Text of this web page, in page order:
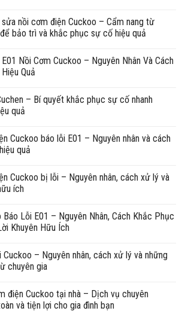
sửa nồi cơm điện Cuckoo – Cẩm nang từ
bảo trì và khắc phục sự cố hiệu quả
Nồi Cơm Cuckoo – Nguyên Nhân Và Cách
Quả
– Bí quyết khắc phục sự cố nhanh
quả
Cuckoo báo lỗi E01 – Nguyên nhân và cách
quả
Cuckoo bị lỗi – Nguyên nhân, cách xử lý và
ích
Báo Lỗi E01 – Nguyên Nhân, Cách Khắc Phục
Khuyên Hữu Ích
Cuckoo – Nguyên nhân, cách xử lý và những
chuyên gia
điện Cuckoo tại nhà – Dịch vụ chuyên
và tiện lợi cho gia đình bạn